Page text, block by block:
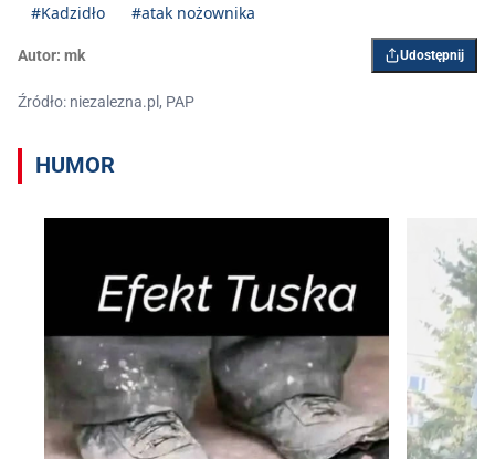
#Kadzidło #atak nożownika
Autor: mk Udostępnij
Źródło: niezalezna.pl, PAP
HUMOR